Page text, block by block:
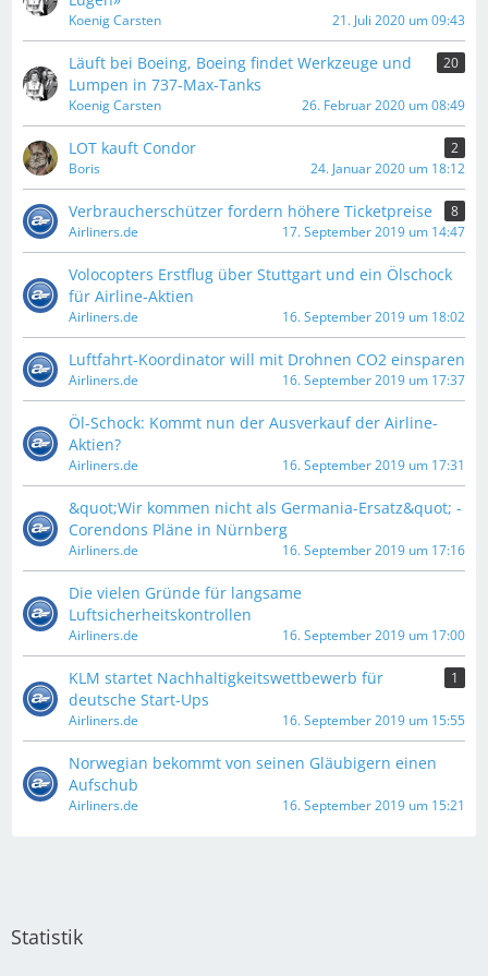
Koenig Carsten 21. Juli 2020 um 09:43
Läuft bei Boeing, Boeing findet Werkzeuge und
Lumpen in 737-Max-Tanks
20
Koenig Carsten 26. Februar 2020 um 08:49
LOT kauft Condor
2
Boris
24. Januar 2020 um 18:12
Verbraucherschützer fordern höhere Ticketpreise
8
Airliners.de
17. September 2019 um 14:47
Volocopters Erstflug über Stuttgart und ein Ölschock
für Airline-Aktien
Airliners.de 16. September 2019 um 18:02
Luftfahrt-Koordinator will mit Drohnen CO2 einsparen
Airliners.de 16. September 2019 um 17:37
Öl-Schock: Kommt nun der Ausverkauf der Airline-
Aktien?
Airliners.de 16. September 2019 um 17:31
&quot;Wir kommen nicht als Germania-Ersatz&quot; -
Corendons Pläne in Nürnberg
Airliners.de 16. September 2019 um 17:16
Die vielen Gründe für langsame
Luftsicherheitskontrollen
Airliners.de 16. September 2019 um 17:00
KLM startet Nachhaltigkeitswettbewerb für
deutsche Start-Ups
1
Airliners.de 16. September 2019 um 15:55
Norwegian bekommt von seinen Gläubigern einen
Aufschub
Airliners.de 16. September 2019 um 15:21
Statistik